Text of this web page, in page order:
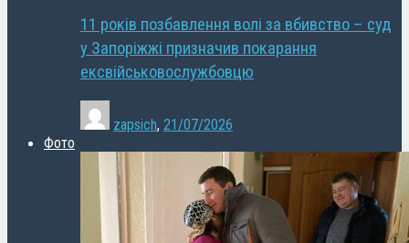
11 років позбавлення волі за вбивство – суд
у Запоріжжі призначив покарання
ексвійськовослужбовцю
zapsich, 21/07/2026
Фото